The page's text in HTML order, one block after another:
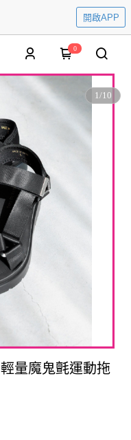
開啟APP
0
1/10
量魔鬼氈運動拖